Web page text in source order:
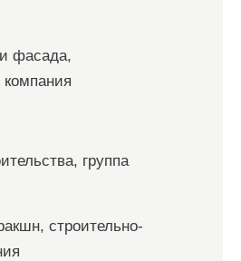
фасада,
группа
строительно-